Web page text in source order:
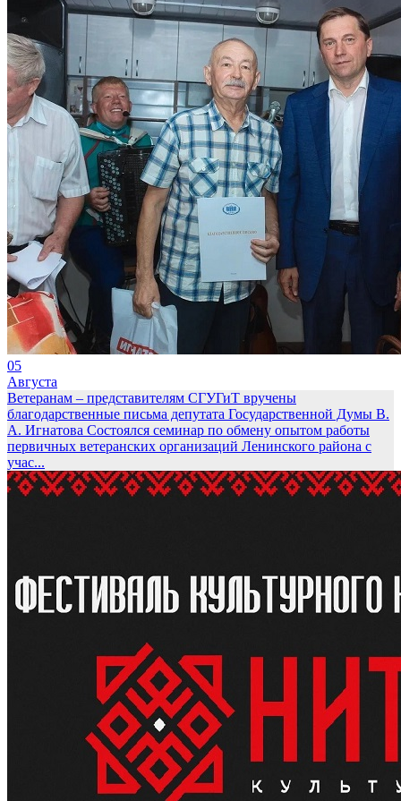
05
Августа
Ветеранам – представителям СГУГиТ вручены
благодарственные письма депутата Государственной Думы В.
А. Игнатова Состоялся семинар по обмену опытом работы
первичных ветеранских организаций Ленинского района с
учас...